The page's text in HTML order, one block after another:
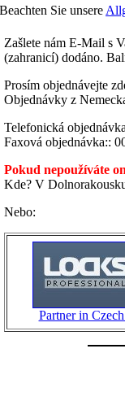
Beachten Sie unsere
Zašlete nám E-Mail s
(zahranicí) dodáno.
Prosím objednávejte
Objednávky z
Telefonická
Faxová objednávka::
Pokud nepoužíváte
Kde? V
Nebo:
Partner in